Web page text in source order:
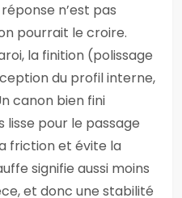
n’est pas
pourrait le croire.
la finition (polissage
du profil interne,
canon bien fini
pour le passage
friction et évite la
signifie aussi moins
et donc une stabilité